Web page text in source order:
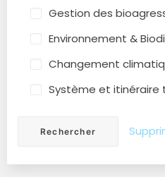
Gestion des
Environnement &
Changement
Système et itinéraire